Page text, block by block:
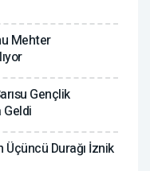
Mehter
Gençlik
Geldi
Üçüncü Durağı İznik